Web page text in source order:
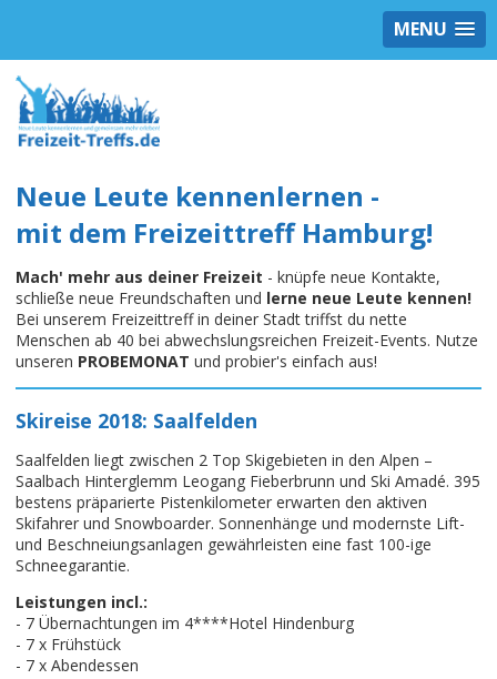
MENU
Neue Leute kennenlernen -
mit dem Freizeittreff Hamburg!
Mach' mehr aus deiner Freizeit - knüpfe neue Kontakte,
schließe neue Freundschaften und lerne neue Leute kennen!
Bei unserem Freizeittreff in deiner Stadt triffst du nette
Menschen ab 40 bei abwechslungsreichen Freizeit-Events. Nutze
unseren PROBEMONAT und probier's einfach aus!
Skireise 2018: Saalfelden
Saalfelden liegt zwischen 2 Top Skigebieten in den Alpen –
Saalbach Hinterglemm Leogang Fieberbrunn und Ski Amadé. 395
bestens präparierte Pistenkilometer erwarten den aktiven
Skifahrer und Snowboarder. Sonnenhänge und modernste Lift-
und Beschneiungsanlagen gewährleisten eine fast 100-ige
Schneegarantie.
Leistungen incl.:
- 7 Übernachtungen im 4****Hotel Hindenburg
- 7 x Frühstück
- 7 x Abendessen